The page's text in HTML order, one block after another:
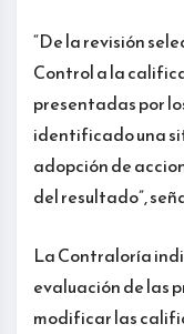
“De la revisión
Control a la
presentadas por
identificado una
adopción de
del resultado”,
La Contraloría
evaluación de las
modificar las